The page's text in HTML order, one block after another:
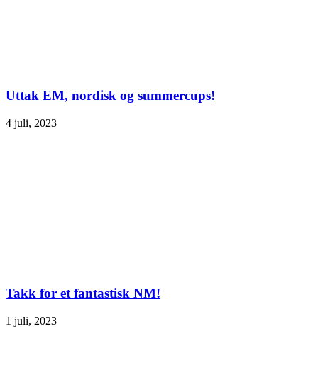
Uttak EM, nordisk og summercups!
4 juli, 2023
Takk for et fantastisk NM!
1 juli, 2023